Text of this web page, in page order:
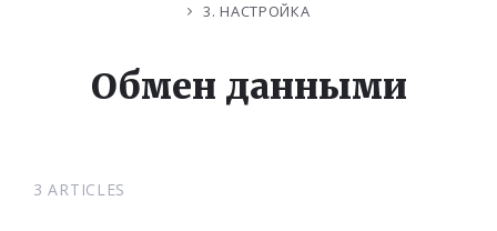
3. НАСТРОЙКА
Обмен данными
3 ARTICLES